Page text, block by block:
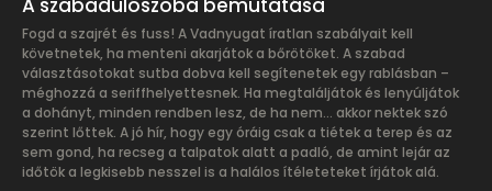
A szabadulószoba bemutatása
Fogd a szajrét és fuss! A Vadnyugat íratlan szabályait kell
követnetek, ha menteni akarjátok a bőrötöket. A szabad
választásotokat sutba dobva kell segítenetek egy rablásban –
méghozzá a seriffhelyettesnek. Ha megtaláljátok és lenyúljátok
a dohányt, minden rendben lesz, de ha nem… akkor nektek szó
szerint lőttek. A jó hír, hogy egy óráig csak a tiétek a terep és az
sem gond, ha recseg a talpatok alatt a padló, de amint lejár az
időtök a legkisebb nesszel is a halálos ítéleteteket írjátok alá.